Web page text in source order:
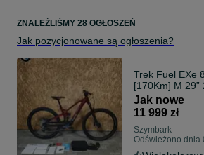
ZNALEŹLIŚMY 28 OGŁOSZEŃ
Jak pozycjonowane są ogłoszenia?
Trek Fuel EXe
[170Km] M
elektryczny
rail focus rise
Jak nowe
11 999 zł
Szymbark
Odświeżono dnia